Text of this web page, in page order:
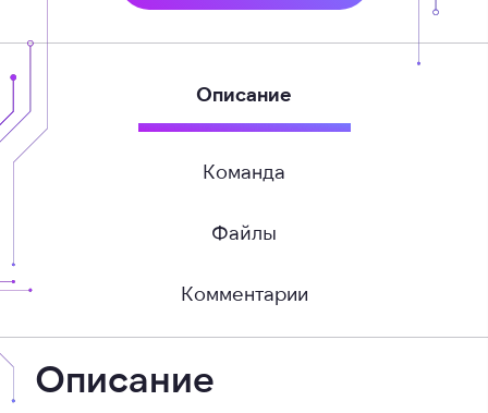
Описание
Команда
Файлы
Комментарии
Описание